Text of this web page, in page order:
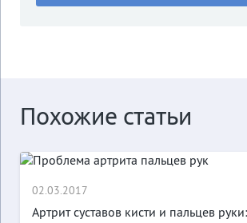
Похожие статьи
02.03.2017
Артрит суставов кисти и пальцев